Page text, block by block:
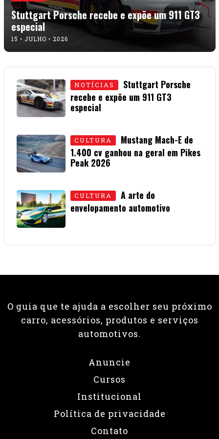
Stuttgart Porsche recebe e expõe um 911 GT3
especial
15 • JULHO • 2026
NOTÍCIAS
Stuttgart Porsche
recebe e expõe um 911 GT3
especial
CULTURA
Mustang Mach-E de
1.400 cv ganhou na geral em Pikes
Peak 2026
CULTURA
A arte do
envelopamento automotivo
O guia que te ajuda a escolher seu próximo
carro, acessórios, produtos e serviços
automotivos.
Anuncie
Cursos
Institucional
Política de privacidade
Contato